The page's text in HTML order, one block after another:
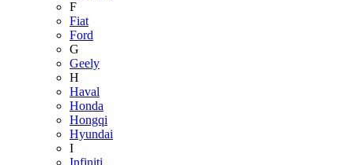
F
Fiat
Ford
G
Geely
H
Haval
Honda
Hongqi
Hyundai
I
Infiniti